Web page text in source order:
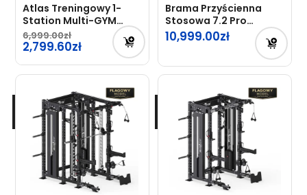
Atlas Treningowy 1-
Station Multi-GYM
Just7Gym
6,999.00
Pierwotna
cena
wynosiła:
6,999.00zł.
2,799.60
Aktualna
cena
wynosi:
2,799.60zł.
Brama Przyścienna
Stosowa 7.2 Pro
Just7Gym Stos 2x75kg
10,999.00